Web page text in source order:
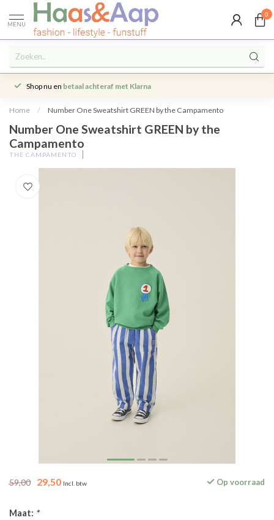
MENU
0
Shop nu en betaal achteraf met Klarna
Home / Number One Sweatshirt GREEN by the Campamento
Number One Sweatshirt GREEN by the
Campamento
THE CAMPAMENTO
59,00 29,50 Incl. btw Op voorraad
Maat: *